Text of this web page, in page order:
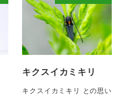
キクスイカミキリ
キクスイカミキリ との思い